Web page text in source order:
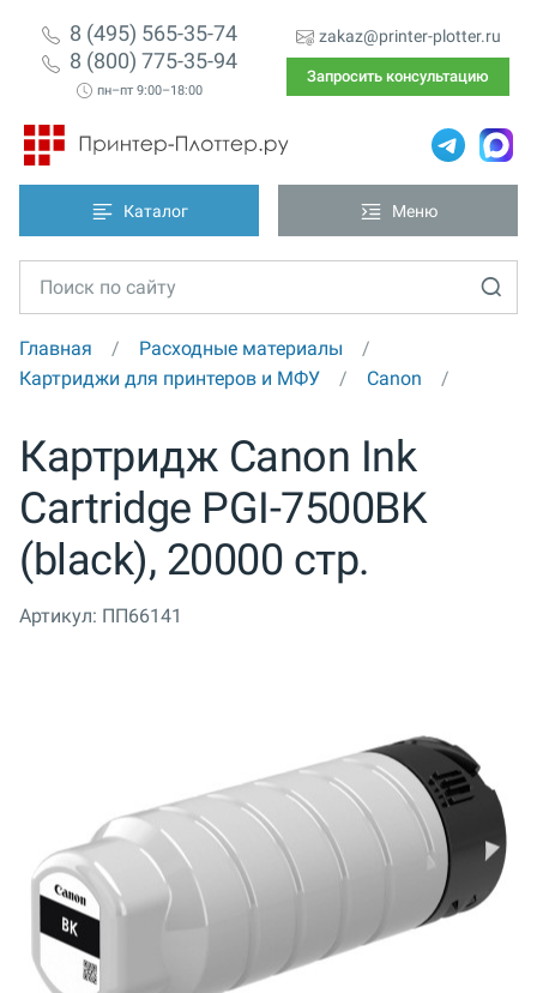
8 (495) 565-35-74
8 (800) 775-35-94
пн–пт 9:00–18:00
zakaz@printer-plotter.ru
Запросить консультацию
Каталог Меню
Главная
Расходные материалы
Картриджи для принтеров и МФУ
Canon
Картридж Canon Ink
Cartridge PGI-7500BK
(black), 20000 стр.
Артикул: ПП66141